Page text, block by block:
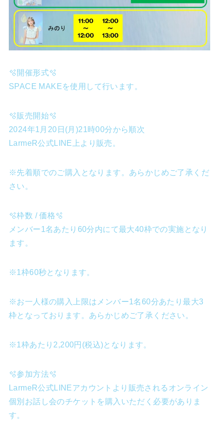
🫧開催形式🫧
SPACE MAKEを使用して行います。
🫧販売開始🫧
2024年1月20日(月)21時00分から順次
LarmeR公式LINE上より販売。
※先着順でのご購入となります。あらかじめご了承くだ
さい。
🫧枠数 / 価格🫧
メンバー1名あたり60分内にて最大40枠での実施となり
ます。
※1枠60秒となります。
※お一人様の購入上限はメンバー1名60分あたり最大3
枠となっております。あらかじめご了承ください。
※1枠あたり2,200円(税込)となります。
🫧参加方法🫧
LarmeR公式LINEアカウントより販売されるオンライン
個別お話し会のチケットを購入いただく必要がありま
す。